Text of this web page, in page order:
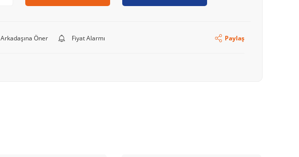
Arkadaşına Öner Fiyat Alarmı Paylaş